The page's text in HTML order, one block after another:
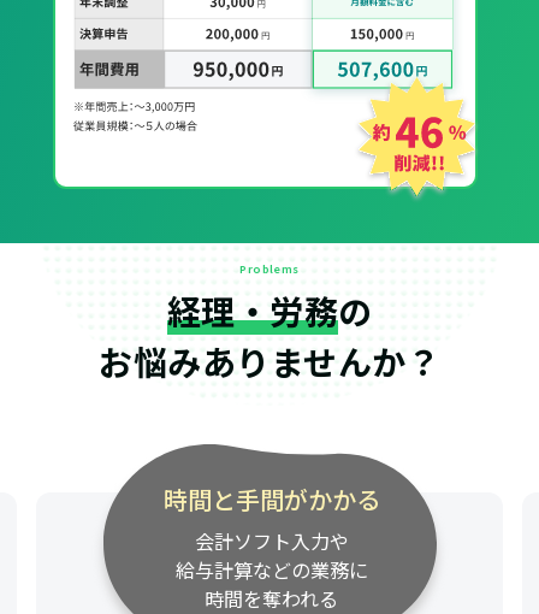
Problems
経理・労務の
お悩みありませんか？
時間と手間がかかる
会計ソフト入力や
給与計算などの業務に
時間を奪われる